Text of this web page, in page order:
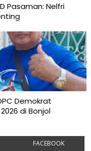
Pasaman: Nelfri
Demokrat
di Bonjol
FACEBOOK